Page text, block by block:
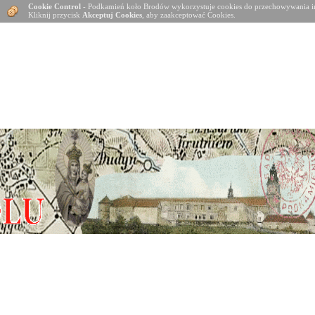
Cookie Control - Podkamień koło Brodów wykorzystuje cookies do
Kliknij przycisk Akceptuj Cookies , aby zaakceptować Cookies.